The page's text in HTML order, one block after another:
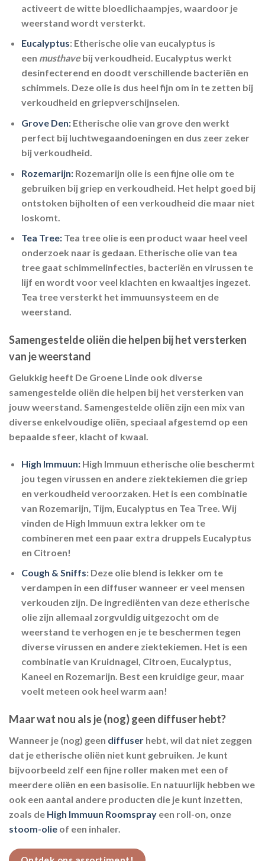
activeert de witte bloedlichaampjes, waardoor je
weerstand wordt versterkt.
Eucalyptus:Etherische olie van eucalyptus is
een musthavebij verkoudheid. Eucalyptus werkt
desinfecterend en doodt verschillende bacteriën en
schimmels. Deze olie is dus heel fijn om in te zetten bij
verkoudheid en griepverschijnselen.
Grove Den:Etherische olie van grove den werkt
perfect bij luchtwegaandoeningen en dus zeer zeker
bij verkoudheid.
Rozemarijn:Rozemarijn olie is een fijne olie om te
gebruiken bij griep en verkoudheid. Het helpt goed bij
ontstoken bijholten of een verkoudheid die maar niet
loskomt.
Tea Tree: Tea tree olie is een product waar heel veel
onderzoek naar is gedaan. Etherische olie van tea
tree gaat schimmelinfecties, bacteriën en virussen te
lijf en wordt voor veel klachten en kwaaltjes ingezet.
Tea tree versterkt het immuunsysteem en de
weerstand.
Samengestelde oliën die helpen bij het versterken
van je weerstand
Gelukkig heeft De Groene Linde ook diverse
samengestelde oliën die helpen bij het versterken van
jouw weerstand. Samengestelde oliën zijn een mix van
diverse enkelvoudige oliën, speciaal afgestemd op een
bepaalde sfeer, klacht of kwaal.
High Immuun:High Immuun etherische olie beschermt
jou tegen virussen en andere ziektekiemen die griep
en verkoudheid veroorzaken. Het is een combinatie
van Rozemarijn, Tijm, Eucalyptus en Tea Tree. Wij
vinden de High Immuun extra lekker om te
combineren met een paar extra druppels Eucalyptus
en Citroen!
Cough & Sniffs: Deze olie blend is lekker om te
verdampen in een diffuser wanneer er veel mensen
verkouden zijn. De ingrediënten van deze etherische
olie zijn allemaal zorgvuldig uitgezocht om de
weerstand te verhogen en je te beschermen tegen
diverse virussen en andere ziektekiemen. Het is een
combinatie van Kruidnagel, Citroen, Eucalyptus,
Kaneel en Rozemarijn. Best een kruidige geur, maar
voelt meteen ook heel warm aan!
Maar wat nou als je (nog) geen diffuser hebt?
Wanneer je (nog) geen diffuser hebt, wil dat niet zeggen
dat je etherische oliën niet kunt gebruiken. Je kunt
bijvoorbeeld zelf een fijne roller maken met een of
meerdere oliën en een basisolie. En natuurlijk hebben we
ook een aantal andere producten die je kunt inzetten,
zoals de High Immuun Roomspray een roll-on, onze
stoom-olie of een inhaler.